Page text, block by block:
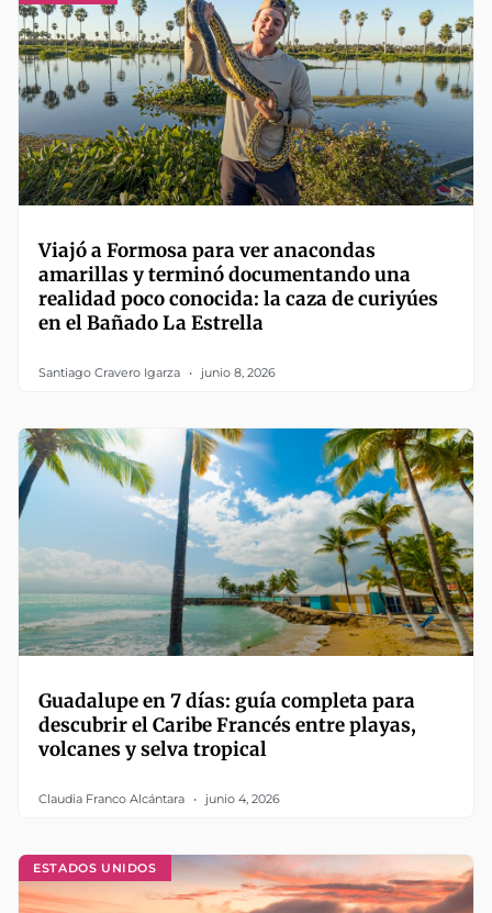
Viajó a Formosa para ver anacondas
amarillas y terminó documentando una
realidad poco conocida: la caza de curiyúes
en el Bañado La Estrella
Santiago Cravero Igarza junio 8, 2026
Guadalupe en 7 días: guía completa para
descubrir el Caribe Francés entre playas,
volcanes y selva tropical
Claudia Franco Alcántara junio 4, 2026
ESTADOS UNIDOS